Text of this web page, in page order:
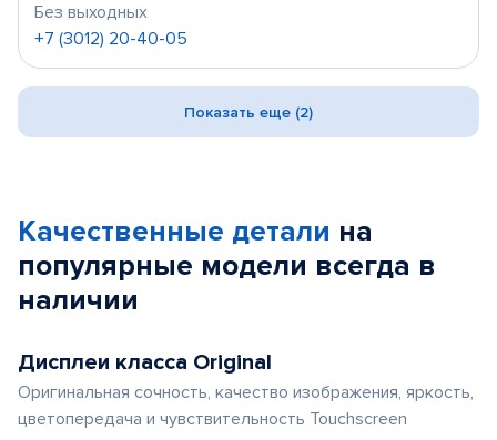
Без выходных
+7 (3012) 20-40-05
Показать еще (2)
Качественные детали на
популярные модели всегда в
наличии
Дисплеи класса Original
Оригинальная сочность, качество изображения, яркость,
цветопередача и чувствительность Touchscreen